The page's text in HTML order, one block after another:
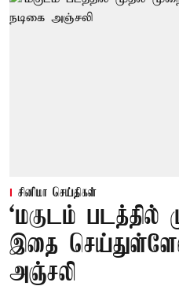
சினிமா செய்திகள்
‘மகுடம் படத்தில்
இதை
அஞ்சலி